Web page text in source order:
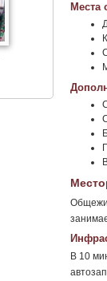
Места
В 10